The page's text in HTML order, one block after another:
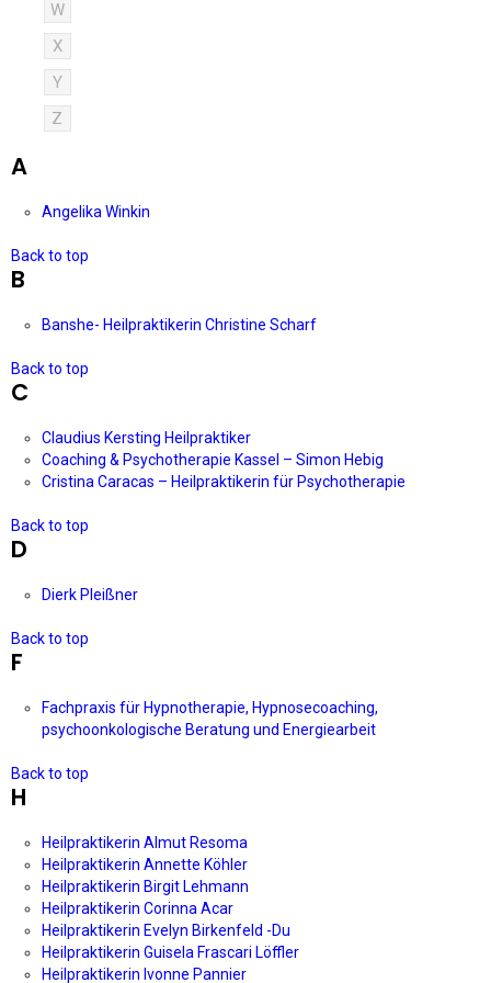
W
X
Y
Z
A
Angelika Winkin
Back to top
B
Banshe- Heilpraktikerin Christine Scharf
Back to top
C
Claudius Kersting Heilpraktiker
Coaching & Psychotherapie Kassel – Simon Hebig
Cristina Caracas – Heilpraktikerin für Psychotherapie
Back to top
D
Dierk Pleißner
Back to top
F
Fachpraxis für Hypnotherapie, Hypnosecoaching,
psychoonkologische Beratung und Energiearbeit
Back to top
H
Heilpraktikerin Almut Resoma
Heilpraktikerin Annette Köhler
Heilpraktikerin Birgit Lehmann
Heilpraktikerin Corinna Acar
Heilpraktikerin Evelyn Birkenfeld -Du
Heilpraktikerin Guisela Frascari Löffler
Heilpraktikerin Ivonne Pannier